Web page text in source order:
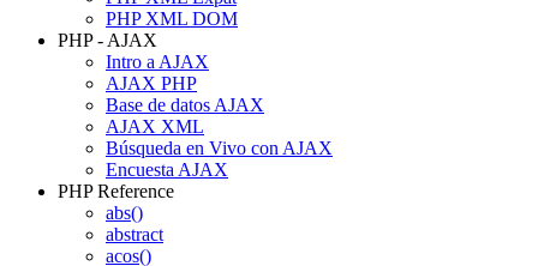
PHP XML DOM
PHP - AJAX
Intro a AJAX
AJAX PHP
Base de datos AJAX
AJAX XML
Búsqueda en Vivo con AJAX
Encuesta AJAX
PHP Reference
abs()
abstract
acos()